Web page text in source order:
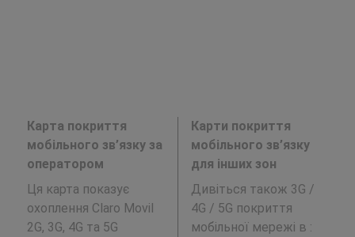
Карта покриття
мобільного зв’язку за
оператором
Ця карта показує
охоплення Claro Movil
2G, 3G, 4G та 5G
Карти покриття
мобільного зв’язку
для інших зон
Дивіться також 3G /
4G / 5G покриття
мобільної мережі в :